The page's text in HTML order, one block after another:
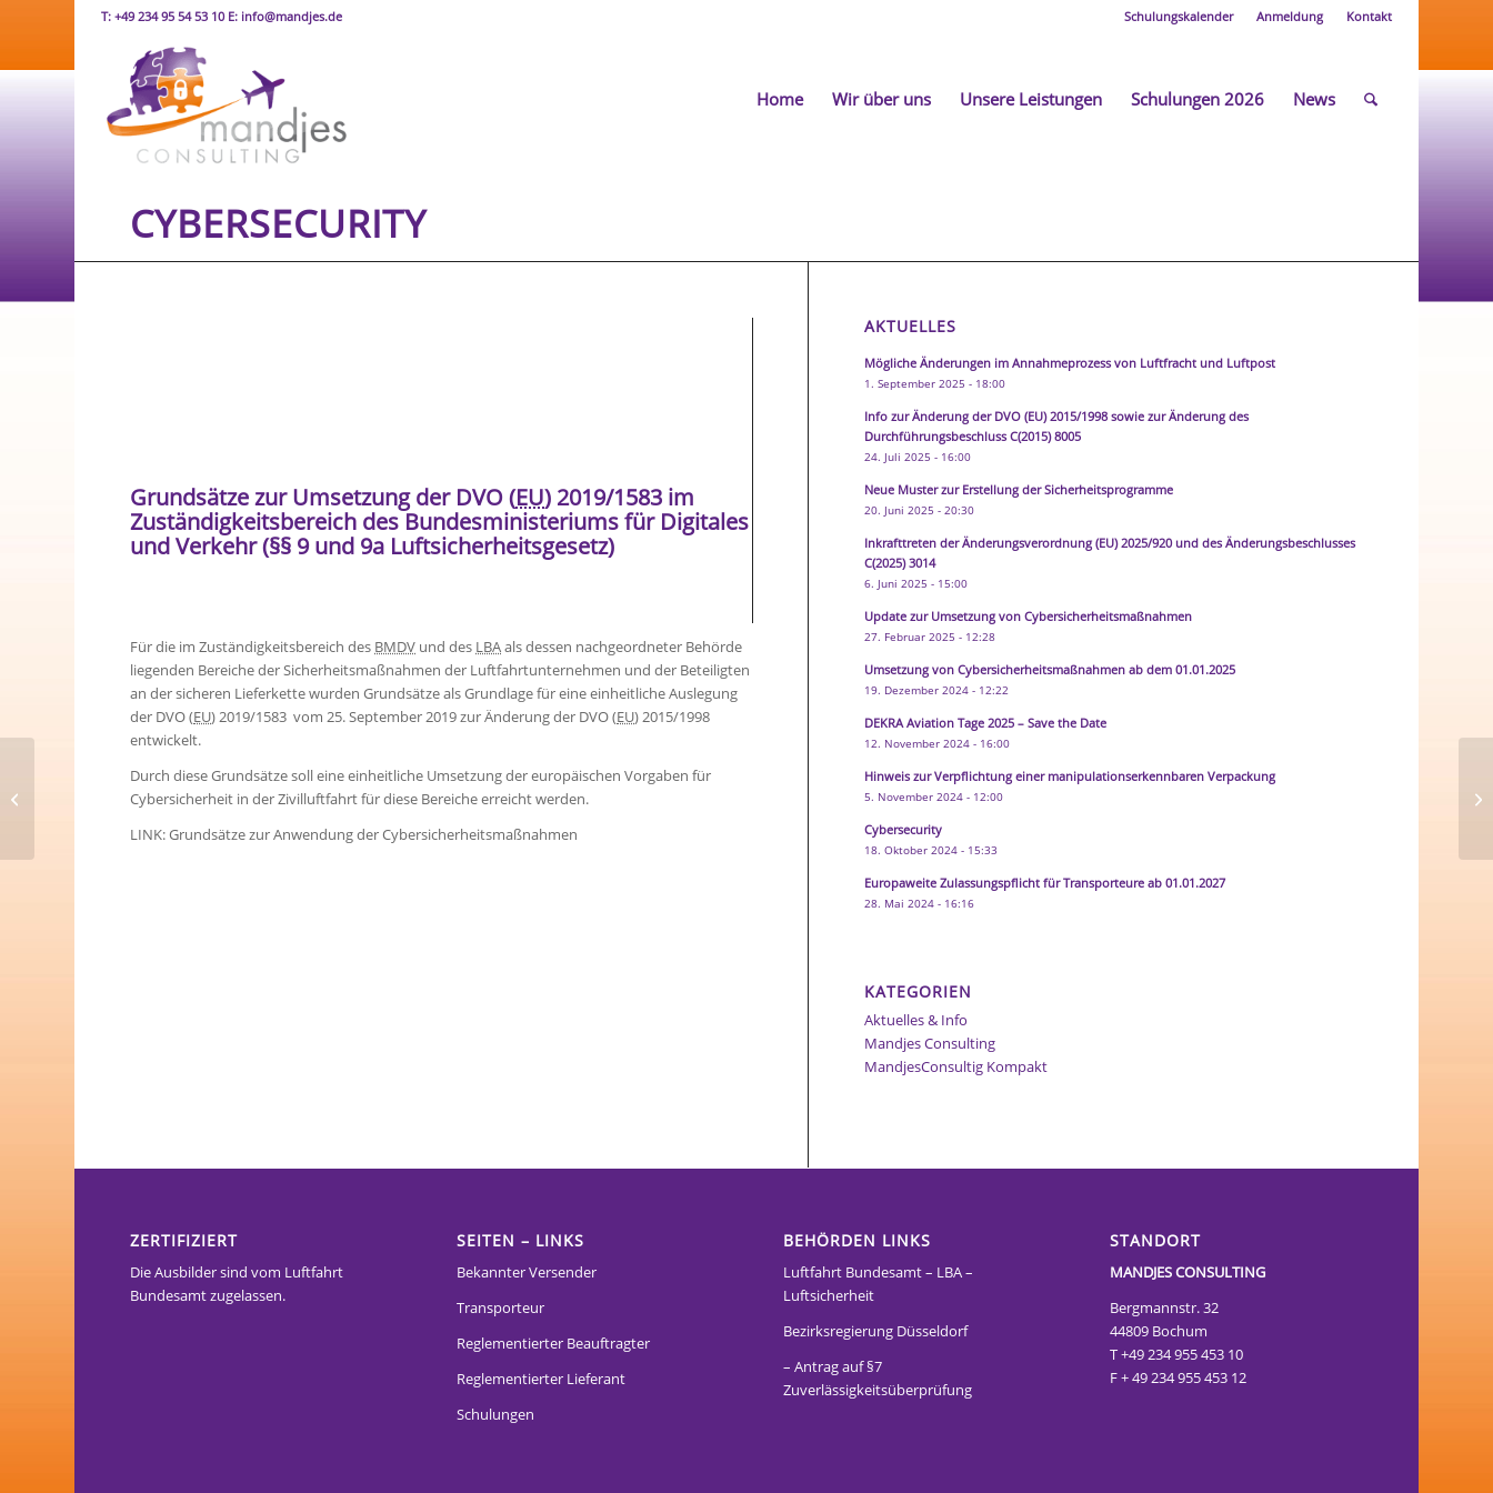
Schulungskalender Anmeldung Kontakt
T: +49 234 95 54 53 10 E: info@mandjes.de
Home Wir über uns Unsere Leistungen Schulungen 2026 News
CYBERSECURITY
Grundsätze zur Umsetzung der DVO (EU) 2019/1583 im
Zuständigkeitsbereich des Bundesministeriums für Digitales
und Verkehr (§§ 9 und 9a Luftsicherheitsgesetz)
Für die im Zuständigkeitsbereich des BMDV und des LBAals dessen nachgeordneter Behörde
liegenden Bereiche der Sicherheitsmaßnahmen der Luftfahrtunternehmen und der Beteiligten
an der sicheren Lieferkette wurden Grundsätze als Grundlage für eine einheitliche Auslegung
der DVO (EU) 2019/1583 vom 25. September 2019 zur Änderung der DVO (EU) 2015/1998
entwickelt.
Durch diese Grundsätze soll eine einheitliche Umsetzung der europäischen Vorgaben für
Cybersicherheit in der Zivilluftfahrt für diese Bereiche erreicht werden.
LINK: Grundsätze zur Anwendung der Cybersicherheitsmaßnahmen
AKTUELLES
Mögliche Änderungen im Annahmeprozess von Luftfracht und Luftpost
1. September 2025 - 18:00
Info zur Änderung der DVO (EU) 2015/1998 sowie zur Änderung des
Durchführungsbeschluss C(2015) 8005
24. Juli 2025 - 16:00
Neue Muster zur Erstellung der Sicherheitsprogramme
20. Juni 2025 - 20:30
Inkrafttreten der Änderungsverordnung (EU) 2025/920 und des Änderungsbeschlusses
C(2025) 3014
6. Juni 2025 - 15:00
Update zur Umsetzung von Cybersicherheitsmaßnahmen
27. Februar 2025 - 12:28
Umsetzung von Cybersicherheitsmaßnahmen ab dem 01.01.2025
19. Dezember 2024 - 12:22
DEKRA Aviation Tage 2025 – Save the Date
12. November 2024 - 16:00
Hinweis zur Verpflichtung einer manipulationserkennbaren Verpackung
5. November 2024 - 12:00
Cybersecurity
18. Oktober 2024 - 15:33
Europaweite Zulassungspflicht für Transporteure ab 01.01.2027
28. Mai 2024 - 16:16
KATEGORIEN
Aktuelles & Info
Mandjes Consulting
MandjesConsultig Kompakt
ZERTIFIZIERT
Die Ausbilder sind vom Luftfahrt
Bundesamt zugelassen.
SEITEN – LINKS
Bekannter Versender
Transporteur
Reglementierter Beauftragter
Reglementierter Lieferant
Schulungen
BEHÖRDEN LINKS
Luftfahrt Bundesamt – LBA –
Luftsicherheit
Bezirksregierung Düsseldorf
– Antrag auf §7
Zuverlässigkeitsüberprüfung
STANDORT
MANDJES CONSULTING
Bergmannstr. 32
44809 Bochum
T +49 234 955 453 10
F + 49 234 955 453 12
Europaweite Zulassungspflicht für
Transporteure ab 01.01.2027